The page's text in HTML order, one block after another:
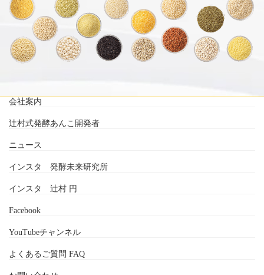
会社案内
辻村式発酵あんこ開発者
ニュース
インスタ 発酵未来研究所
インスタ 辻村 円
Facebook
YouTubeチャンネル
よくあるご質問 FAQ